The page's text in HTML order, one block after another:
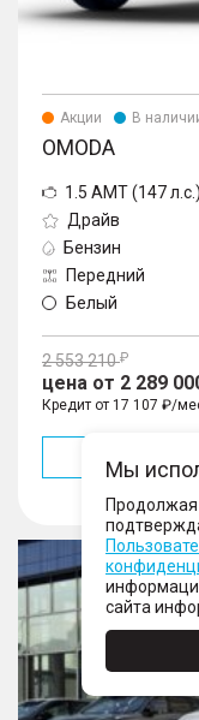
Акции В
OMODA
1.5 AMT (147 л.с.)
Драйв
Бензин
Передний
Белый
2 553 210
цена от 2 289
Кредит от 17 107 ₽/
C5, I Рестайлинг
Мы
Продолжая
сайта